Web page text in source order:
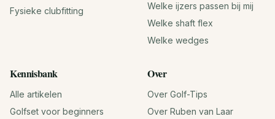
Fysieke clubfitting
Welke ijzers passen bij mij
Welke shaft flex
Welke wedges
Kennisbank
Alle artikelen
Golfset voor beginners
Over
Over Golf-Tips
Over Ruben van Laar